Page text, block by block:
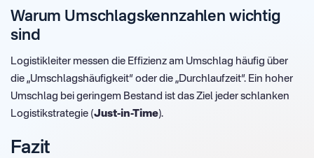
Warum Umschlagskennzahlen wichtig
sind
Logistikleiter messen die Effizienz am Umschlag häufig über
die „Umschlagshäufigkeit“ oder die „Durchlaufzeit“. Ein hoher
Umschlag bei geringem Bestand ist das Ziel jeder schlanken
Logistikstrategie (Just-in-Time).
Fazit